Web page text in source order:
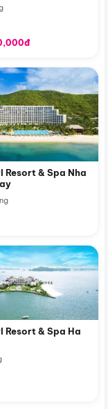
Resort & Spa Nha
Resort & Spa Ha